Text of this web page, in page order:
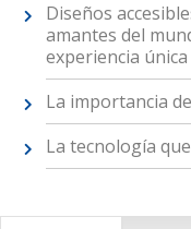
Diseños
amantes del
experiencia única
La importancia
La tecnología